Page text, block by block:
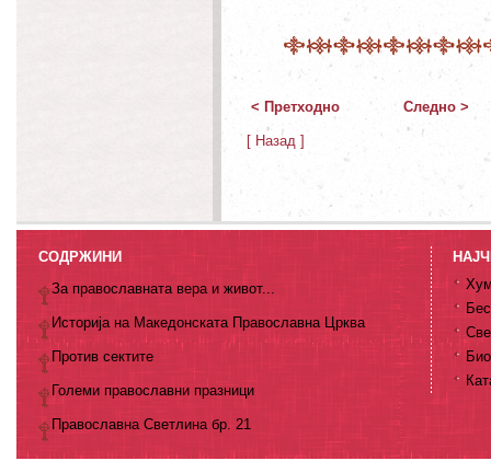
< Претходно Следно >
[ Назад ]
СОДРЖИНИ
За православната вера и живот...
Историја на Македонската Православна Црква
Против сектите
Големи православни празници
Православна Светлина бр. 21